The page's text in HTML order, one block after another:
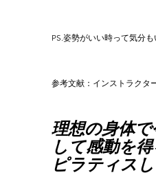
PS.姿勢がいい時って気分
参考文献：インストラクタ
理想の身体
して感動を
ピラティス